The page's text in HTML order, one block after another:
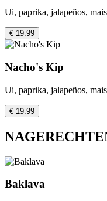
Ui, paprika, jalapeños,
€ 19.99
Nacho's Kip
Ui, paprika, jalapeños,
€ 19.99
Baklava